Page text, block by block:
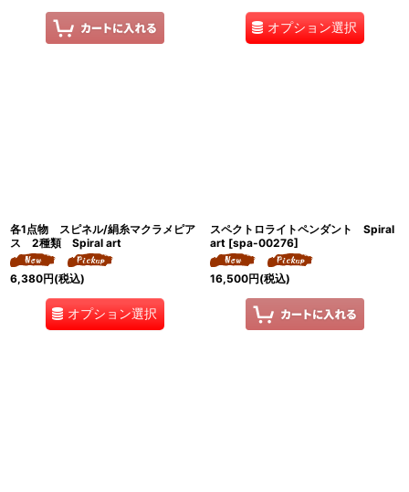
オプション選択
各1点物 スピネル/絹糸マクラメピア
ス 2種類 Spiral art
6,380円(税込)
オプション選択
スペクトロライトペンダント Spiral
art [spa-00276]
16,500円(税込)